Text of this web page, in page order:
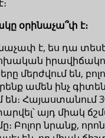
օրինաչա՞փ է։
է, ես դա
մերժվում են,
ամեն ինչ
են։ Հայաստանում
այդ միակ
Բոլոր նրանք,